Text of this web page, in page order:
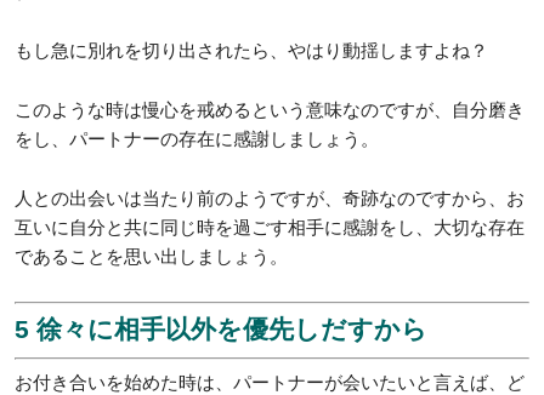
もし急に別れを切り出されたら、やはり動揺しますよね？
このような時は慢心を戒めるという意味なのですが、自分磨き
をし、パートナーの存在に感謝しましょう。
人との出会いは当たり前のようですが、奇跡なのですから、お
互いに自分と共に同じ時を過ごす相手に感謝をし、大切な存在
であることを思い出しましょう。
5 徐々に相手以外を優先しだすから
お付き合いを始めた時は、パートナーが会いたいと言えば、ど